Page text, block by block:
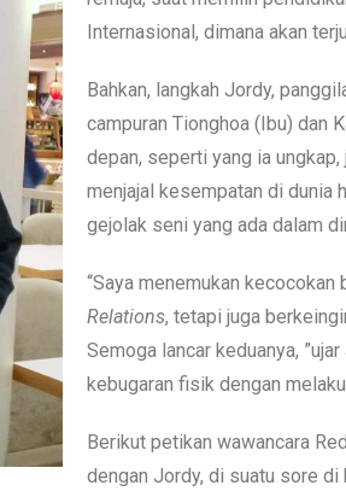
Internasional, dimana akan
Bahkan, langkah Jordy,
campuran Tionghoa (Ibu) dan
depan, seperti yang ia ungkap,
menjajal kesempatan di dunia
gejolak seni yang ada dalam
“Saya menemukan kecocokan
Relations, tetapi juga
Semoga lancar keduanya,
kebugaran fisik dengan
Berikut petikan wawancara
dengan Jordy, di suatu sore di